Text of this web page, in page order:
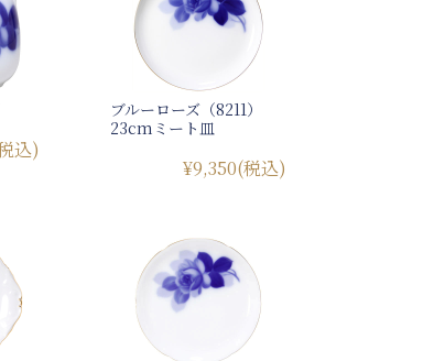
込)
ブルーローズ（8211）
23cmミート皿
¥9,350(税込)